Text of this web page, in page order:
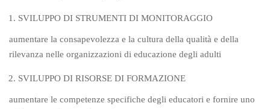
SVILUPPO DI STRUMENTI DI MONITORAGGIO
aumentare la consapevolezza e la cultura della qualità e della
rilevanza nelle organizzazioni di educazione degli adulti
SVILUPPO DI RISORSE DI FORMAZIONE
aumentare le competenze specifiche degli educatori e fornire uno